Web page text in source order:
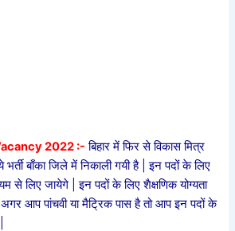
2022 :- बिहार में फिर से विकास मित्र
भर्ती बाँका जिले में निकाली गयी है | इन पदों के लिए
लिए जायेगे | इन पदों के लिए शैक्षणिक योग्यता
आप पांचवी या मैट्रिक पास है तो आप इन पदों के